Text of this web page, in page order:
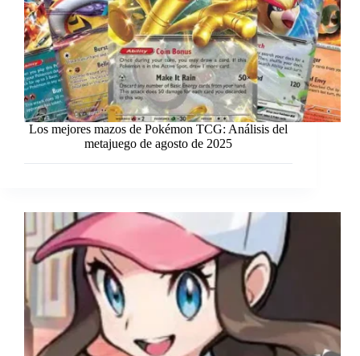
Los mejores mazos de Pokémon TCG: Análisis del
metajuego de agosto de 2025